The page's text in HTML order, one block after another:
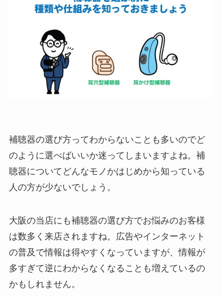
補聴器の選び方ってわからないことも多いのでど
のように選べばいいか迷ってしまいますよね。補
聴器についてどんなモノかはじめから知っている
人の方が少ないでしょう。
大阪の当店にも補聴器の選び方でお悩みのお客様
は数多く来店されますね。広告やインターネット
の普及で情報は得やすくなっていますが、情報が
多すぎて逆にわからなくなることも増えているの
かもしれません。